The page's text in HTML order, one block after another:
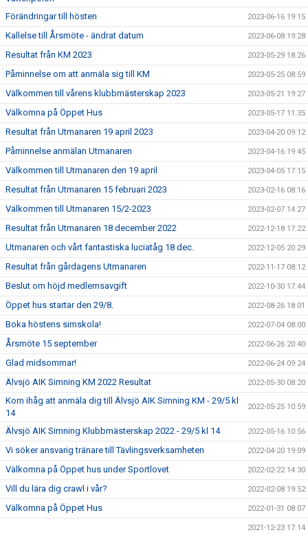
Förändringar till hösten
2023-06-16 19:15
Kallelse till Årsmöte - ändrat datum 2023-06-08 19:28
Resultat från KM 2023 2023-05-29 18:26
Påminnelse om att anmäla sig till KM 2023-05-25 08:59
Välkommen till vårens klubbmästerskap 2023 2023-05-21 19:27
Välkomna på Öppet Hus 2023-05-17 11:35
Resultat från Utmanaren 19 april 2023 2023-04-20 09:12
Påminnelse anmälan Utmanaren 2023-04-16 19:45
Välkommen till Utmanaren den 19 april 2023-04-05 17:15
Resultat från Utmanaren 15 februari 2023 2023-02-16 08:16
Välkommen till Utmanaren 15/2-2023 2023-02-07 14:27
Resultat från Utmanaren 18 december 2022 2022-12-18 17:22
Utmanaren och vårt fantastiska luciatåg 18 dec. 2022-12-05 20:29
Resultat från gårdagens Utmanaren 2022-11-17 08:12
Beslut om höjd medlemsavgift 2022-10-30 17:44
Öppet hus startar den 29/8. 2022-08-26 18:01
Boka höstens simskola! 2022-07-04 08:00
Årsmöte 15 september 2022-06-26 20:40
Glad midsommar! 2022-06-24 09:24
Älvsjö AIK Simning KM 2022 Resultat 2022-05-30 08:20
Kom ihåg att anmäla dig till Älvsjö AIK Simning KM - 29/5 kl
14
2022-05-25 10:59
Älvsjö AIK Simning Klubbmästerskap 2022 - 29/5 kl 14 2022-05-16 10:56
Vi söker ansvarig tränare till Tävlingsverksamheten 2022-04-20 19:09
Välkomna på Öppet hus under Sportlovet 2022-02-22 14:30
Vill du lära dig crawl i vår? 2022-02-08 19:52
Välkomna på Öppet Hus 2022-01-31 08:07
2021-12-23 17:14